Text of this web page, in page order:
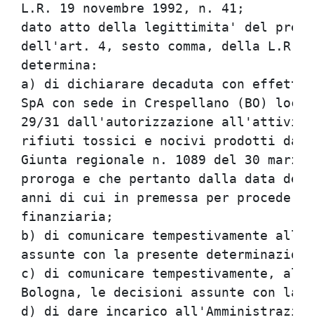
L.R. 19
dato atto della legittimita' del
dell'art. 4, sesto comma,
a) di dichiarare decaduta con
SpA con sede in Crespellano
29/31 dall'autorizzazione
rifiuti tossici e nocivi prodotti
Giunta regionale n. 1089 del
proroga e che pertanto dalla
anni di cui in premessa per
b) di comunicare
assunte con la
c) di comunicare
Bologna, le decisioni
d) di dare incarico